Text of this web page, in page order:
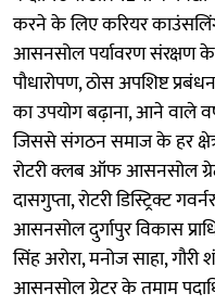
करने के लिए करियर
आसनसोल पर्यावरण संरक्षण के
पौधारोपण, ठोस अपशिष्ट
का उपयोग बढ़ाना, आने वाले
जिससे संगठन समाज के हर
रोटरी क्लब ऑफ आसनसोल
दासगुप्ता, रोटरी डिस्ट्रिक्ट
आसनसोल दुर्गापुर विकास
सिंह अरोरा, मनोज साहा,
आसनसोल ग्रेटर के तमाम